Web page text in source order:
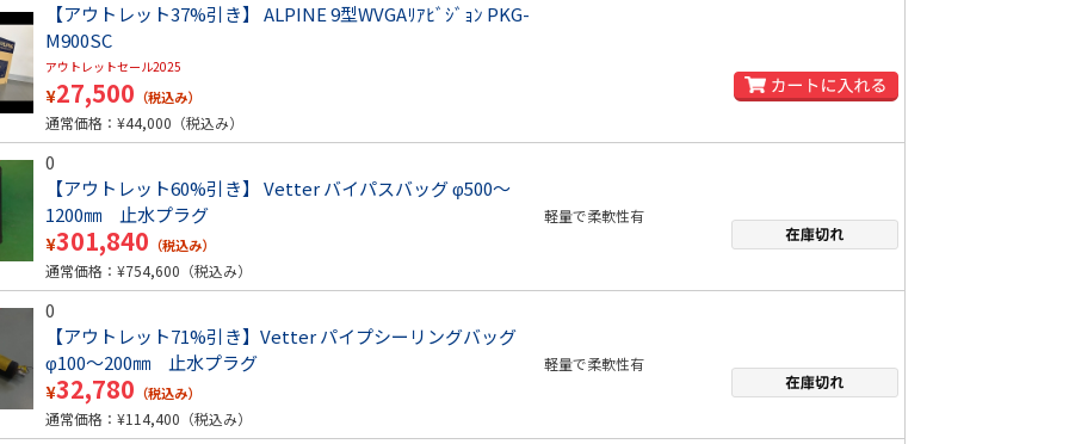
【アウトレット37%引き】 ALPINE 9型WVGAﾘｱﾋﾞｼﾞｮﾝ PKG-
M900SC
アウトレットセール2025
¥27,500 （税込み）
通常価格：¥44,000 （税込み）
0
【アウトレット60%引き】 Vetter バイパスバッグ φ500～
1200㎜ 止水プラグ
¥301,840 （税込み）
通常価格：¥754,600 （税込み）
軽量で柔軟性有
0
【アウトレット71%引き】Vetter パイプシーリングバッグ
φ100～200㎜ 止水プラグ
¥32,780 （税込み）
通常価格：¥114,400 （税込み）
軽量で柔軟性有